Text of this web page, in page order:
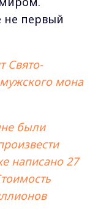
не первый
Свято-
мона
были
написано 27